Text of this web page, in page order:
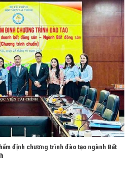
định chương trình đào tạo ngành Bất